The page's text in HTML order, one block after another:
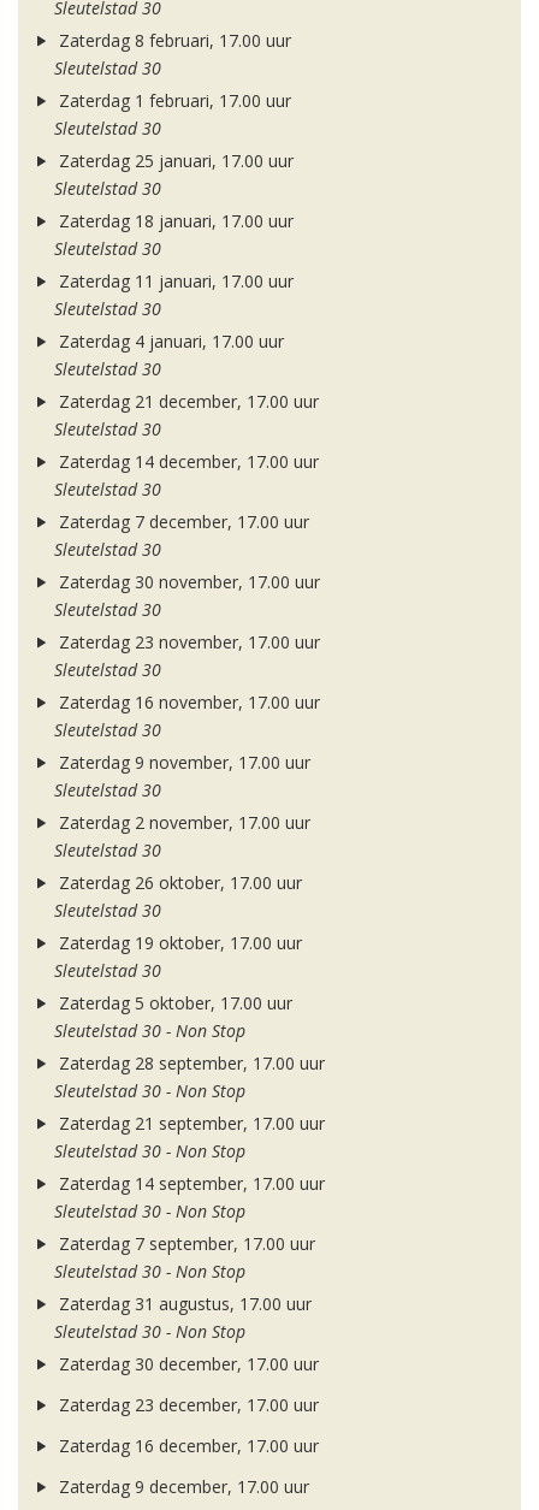
Sleutelstad 30
Zaterdag 8 februari, 17.00 uur
Sleutelstad 30
Zaterdag 1 februari, 17.00 uur
Sleutelstad 30
Zaterdag 25 januari, 17.00 uur
Sleutelstad 30
Zaterdag 18 januari, 17.00 uur
Sleutelstad 30
Zaterdag 11 januari, 17.00 uur
Sleutelstad 30
Zaterdag 4 januari, 17.00 uur
Sleutelstad 30
Zaterdag 21 december, 17.00 uur
Sleutelstad 30
Zaterdag 14 december, 17.00 uur
Sleutelstad 30
Zaterdag 7 december, 17.00 uur
Sleutelstad 30
Zaterdag 30 november, 17.00 uur
Sleutelstad 30
Zaterdag 23 november, 17.00 uur
Sleutelstad 30
Zaterdag 16 november, 17.00 uur
Sleutelstad 30
Zaterdag 9 november, 17.00 uur
Sleutelstad 30
Zaterdag 2 november, 17.00 uur
Sleutelstad 30
Zaterdag 26 oktober, 17.00 uur
Sleutelstad 30
Zaterdag 19 oktober, 17.00 uur
Sleutelstad 30
Zaterdag 5 oktober, 17.00 uur
Sleutelstad 30 - Non Stop
Zaterdag 28 september, 17.00 uur
Sleutelstad 30 - Non Stop
Zaterdag 21 september, 17.00 uur
Sleutelstad 30 - Non Stop
Zaterdag 14 september, 17.00 uur
Sleutelstad 30 - Non Stop
Zaterdag 7 september, 17.00 uur
Sleutelstad 30 - Non Stop
Zaterdag 31 augustus, 17.00 uur
Sleutelstad 30 - Non Stop
Zaterdag 30 december, 17.00 uur
Zaterdag 23 december, 17.00 uur
Zaterdag 16 december, 17.00 uur
Zaterdag 9 december, 17.00 uur